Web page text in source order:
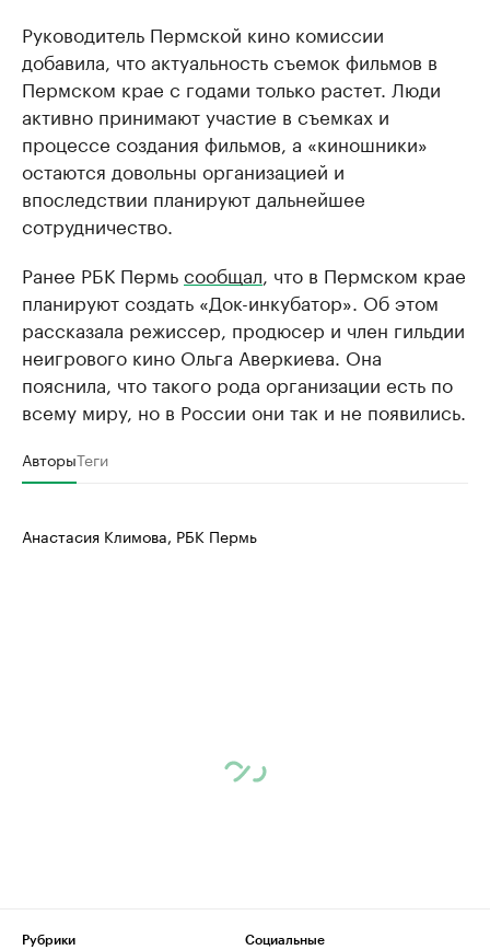
Руководитель Пермской кино комиссии
добавила, что актуальность съемок фильмов в
Пермском крае с годами только растет. Люди
активно принимают участие в съемках и
процессе создания фильмов, а «киношники»
остаются довольны организацией и
впоследствии планируют дальнейшее
сотрудничество.
Ранее РБК Пермьсообщал, что в Пермском крае
планируют создать «Док-инкубатор». Об этом
рассказала режиссер, продюсер и член гильдии
неигрового кино Ольга Аверкиева. Она
пояснила, что такого рода организации есть по
всему миру, но в России они так и не появились.
АвторыТеги
Анастасия Климова, РБК Пермь
Рубрики
Социальные